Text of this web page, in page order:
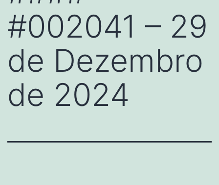
#002041 – 29
de Dezembro
de 2024